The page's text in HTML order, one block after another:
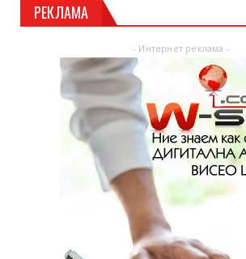
РЕКЛАМА
- Интернет реклама -